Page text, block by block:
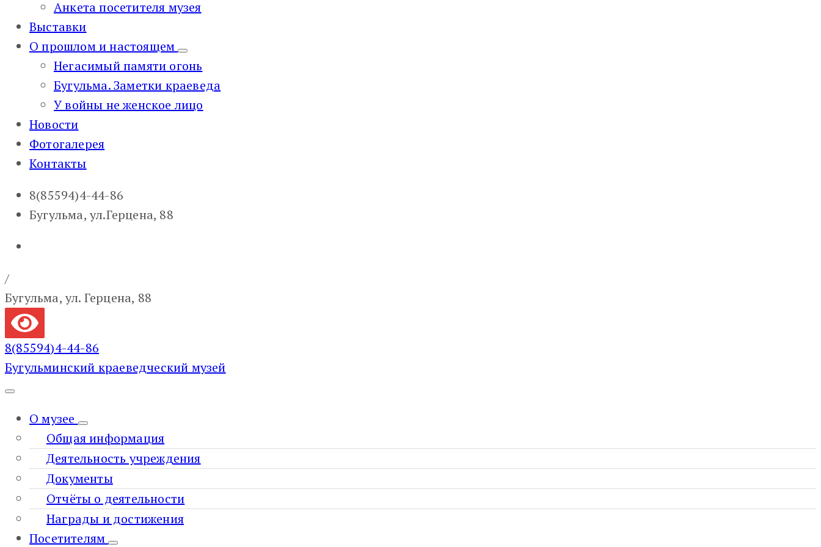
Анкета посетителя музея
Выставки
О прошлом и настоящем
Негасимый памяти огонь
Бугульма. Заметки краеведа
У войны не женское лицо
Новости
Фотогалерея
Контакты
8(85594)4-44-86
Бугульма, ул.Герцена, 88
/
Бугульма, ул. Герцена, 88
8(85594)4-44-86
Бугульминский краеведческий музей
О музее
Общая информация
Деятельность учреждения
Документы
Отчёты о деятельности
Награды и достижения
Посетителям